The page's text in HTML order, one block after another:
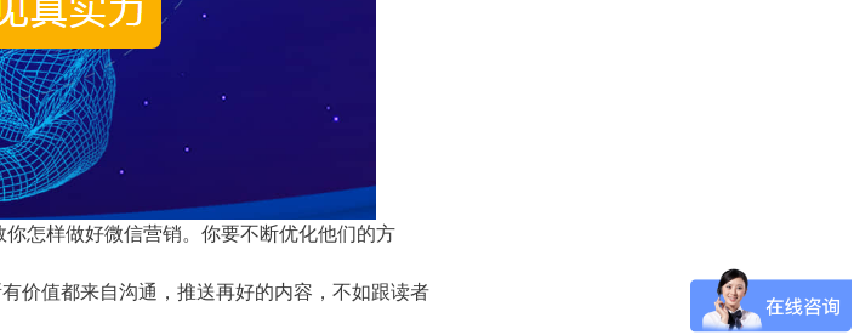
怎样做好微信营销。你要不断优化他们的方
值都来自沟通，推送再好的内容，不如跟读者